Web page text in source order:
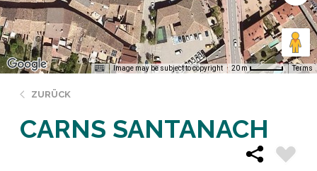
Image may be subject to copyright 20 m Terms
ZURÜCK
CARNS SANTANACH